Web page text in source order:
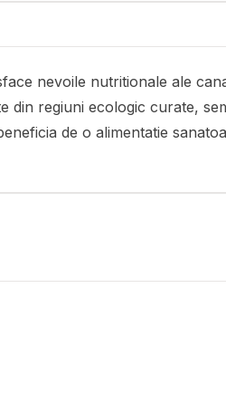
nevoile nutritionale ale
din regiuni ecologic curate,
de o alimentatie